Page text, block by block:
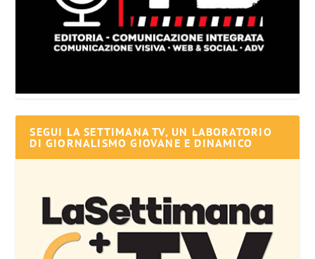
SEGUI LA SETTIMANA TV, UN LABORATORIO
DI GIORNALISMO GIOVANE E DINAMICO